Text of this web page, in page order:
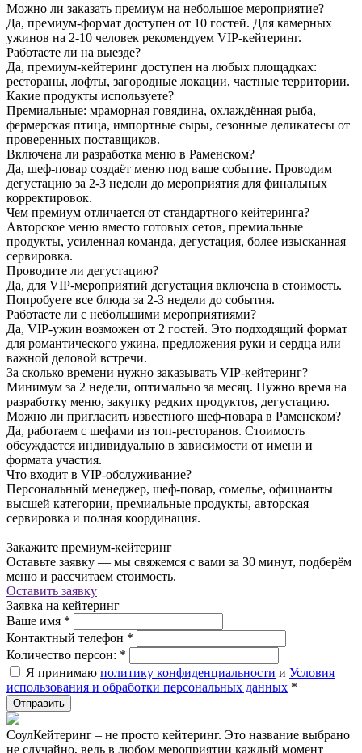
Можно ли заказать премиум на небольшое мероприятие?
Да, премиум-формат доступен от 10 гостей. Для камерных
ужинов на 2-10 человек рекомендуем VIP-кейтеринг.
Работаете ли на выезде?
Да, премиум-кейтеринг доступен на любых площадках:
рестораны, лофты, загородные локации, частные территории.
Какие продукты используете?
Премиальные: мраморная говядина, охлаждённая рыба,
фермерская птица, импортные сыры, сезонные деликатесы от
проверенных поставщиков.
Включена ли разработка меню в Раменском?
Да, шеф-повар создаёт меню под ваше событие. Проводим
дегустацию за 2-3 недели до мероприятия для финальных
корректировок.
Чем премиум отличается от стандартного кейтеринга?
Авторское меню вместо готовых сетов, премиальные
продукты, усиленная команда, дегустация, более изысканная
сервировка.
Проводите ли дегустацию?
Да, для VIP-мероприятий дегустация включена в стоимость.
Попробуете все блюда за 2-3 недели до события.
Работаете ли с небольшими мероприятиями?
Да, VIP-ужин возможен от 2 гостей. Это подходящий формат
для романтического ужина, предложения руки и сердца или
важной деловой встречи.
За сколько времени нужно заказывать VIP-кейтеринг?
Минимум за 2 недели, оптимально за месяц. Нужно время на
разработку меню, закупку редких продуктов, дегустацию.
Можно ли пригласить известного шеф-повара в Раменском?
Да, работаем с шефами из топ-ресторанов. Стоимость
обсуждается индивидуально в зависимости от имени и
формата участия.
Что входит в VIP-обслуживание?
Персональный менеджер, шеф-повар, сомелье, официанты
высшей категории, премиальные продукты, авторская
сервировка и полная координация.
Закажите премиум-кейтеринг
Оставьте заявку — мы свяжемся с вами за 30 минут, подберём
меню и рассчитаем стоимость.
Оставить заявку
Заявка на кейтеринг
Ваше имя *
Контактный телефон *
Количество персон: *
Я принимаю политику конфиденциальности и Условия
использования и обработки персональных данных *
СоулКейтеринг – не просто кейтеринг. Это название выбрано
не случайно, ведь в любом мероприятии каждый момент